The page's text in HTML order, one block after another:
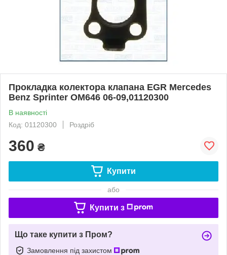
Прокладка колектора клапана EGR Mercedes
Benz Sprinter OM646 06-09,01120300
В наявності
Код: 01120300
Роздріб
360 ₴
Купити
або
Купити з
Що таке купити з Пром?
Замовлення під захистом